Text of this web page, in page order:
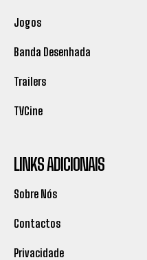
Jogos
Banda Desenhada
Trailers
TVCine
LINKS ADICIONAIS
Sobre Nós
Contactos
Privacidade